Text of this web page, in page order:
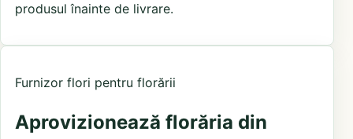
produsul înainte de livrare.
Furnizor flori pentru florării
Aprovizionează florăria din